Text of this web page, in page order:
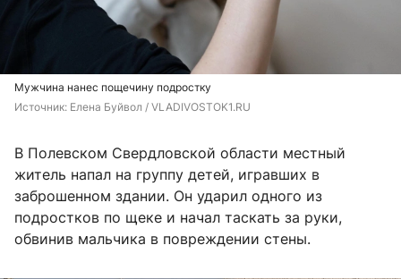
Мужчина нанес пощечину подростку
Источник: Елена Буйвол / VLADIVOSTOK1.RU
В Полевском Свердловской области местный
житель напал на группу детей, игравших в
заброшенном здании. Он ударил одного из
подростков по щеке и начал таскать за руки,
обвинив мальчика в повреждении стены.